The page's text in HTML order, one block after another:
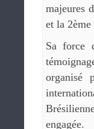
majeures
et la
Sa force
organisé
engagée.